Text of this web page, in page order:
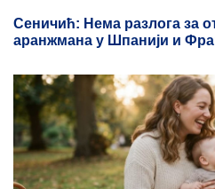
Сеничић: Нема разлога за
аранжмана у Шпанији и